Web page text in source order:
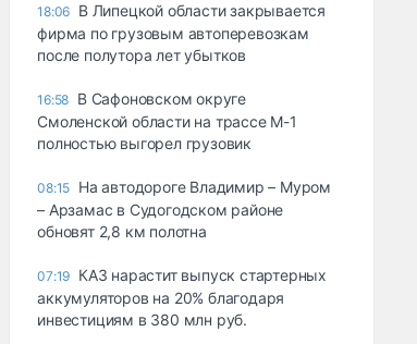
18:06 В Липецкой области закрывается
фирма по грузовым автоперевозкам
после полутора лет убытков
16:58 В Сафоновском округе
Смоленской области на трассе М-1
полностью выгорел грузовик
08:15 На автодороге Владимир – Муром
– Арзамас в Судогодском районе
обновят 2,8 км полотна
07:19 КАЗ нарастит выпуск стартерных
аккумуляторов на 20% благодаря
инвестициям в 380 млн руб.